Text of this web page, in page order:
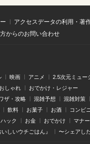
アクセスデータの利用・著
からのお問い合わせ
映画 アニメ 2.5次元ミュー
おしゃれ おでかけ・レジャー
ザ・攻略 混雑予想 混雑対策
飲料 お菓子 お酒 コンビニ
ック お金 おでかけ マナ
しいウチごはん』 〜シェアし